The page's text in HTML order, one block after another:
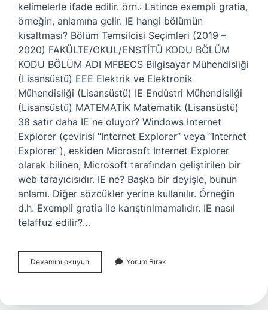
kelimelerle ifade edilir. örn.: Latince exempli gratia,
örneğin, anlamına gelir. IE hangi bölümün
kısaltması? Bölüm Temsilcisi Seçimleri (2019 –
2020) FAKÜLTE/OKUL/ENSTİTÜ KODU BÖLÜM
KODU BÖLÜM ADI MFBECS Bilgisayar Mühendisliği
(Lisansüstü) EEE Elektrik ve Elektronik
Mühendisliği (Lisansüstü) IE Endüstri Mühendisliği
(Lisansüstü) MATEMATİK Matematik (Lisansüstü)
38 satır daha IE ne oluyor? Windows Internet
Explorer (çevirisi “Internet Explorer” veya “Internet
Explorer”), eskiden Microsoft Internet Explorer
olarak bilinen, Microsoft tarafından geliştirilen bir
web tarayıcısıdır. IE ne? Başka bir deyişle, bunun
anlamı. Diğer sözcükler yerine kullanılır. Örneğin
d.h. Exempli gratia ile karıştırılmamalıdır. IE nasıl
telaffuz edilir?…
Devamını okuyun
Nin
Yorum Bırak